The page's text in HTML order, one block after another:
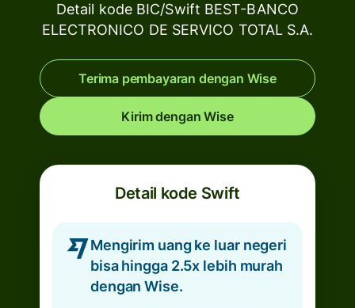
Detail kode BIC/Swift BEST-BANCO
ELECTRONICO DE SERVICO TOTAL S.A.
Terima pembayaran dengan Wise
Kirim dengan Wise
Detail kode Swift
Mengirim uang ke luar negeri
bisa hingga 2.5x lebih murah
dengan Wise.